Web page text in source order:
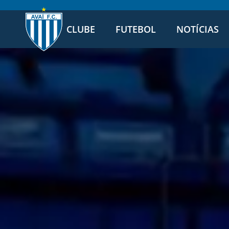
CLUBE FUTEBOL NOTÍCIAS